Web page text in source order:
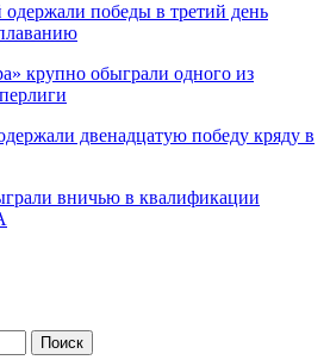
победы в третий день
крупно обыграли одного из
двенадцатую победу кряду в
вничью в квалификации